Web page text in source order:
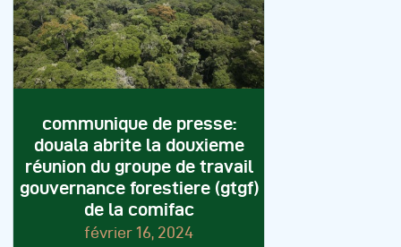
communique de presse:
douala abrite la douxieme
réunion du groupe de travail
gouvernance forestiere (gtgf)
de la comifac
février 16, 2024